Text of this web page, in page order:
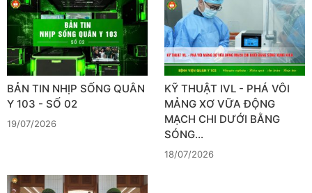
BẢN TIN NHỊP SỐNG QUÂN
Y 103 - SỐ 02
19/07/2026
KỸ THUẬT IVL - PHÁ VÔI
MẢNG XƠ VỮA ĐỘNG
MẠCH CHI DƯỚI BẰNG
SÓNG…
18/07/2026